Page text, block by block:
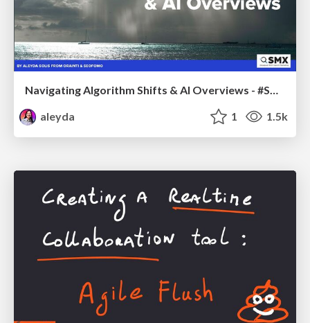
Navigating Algorithm Shifts & AI Overviews - #SMXNext
aleyda
1 1.5k